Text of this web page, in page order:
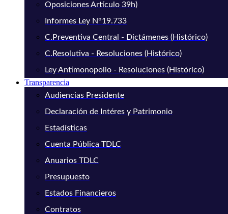
Oposiciones Artículo 39h)
Informes Ley N°19.733
C.Preventiva Central - Dictámenes (Histórico)
C.Resolutiva - Resoluciones (Histórico)
Ley Antimonopolio - Resoluciones (Histórico)
Transparencia
Audiencias Presidente
Declaración de Intéres y Patrimonio
Estadísticas
Cuenta Pública TDLC
Anuarios TDLC
Presupuesto
Estados Financieros
Contratos